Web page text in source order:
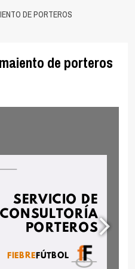
DE PORTEROS
de porteros